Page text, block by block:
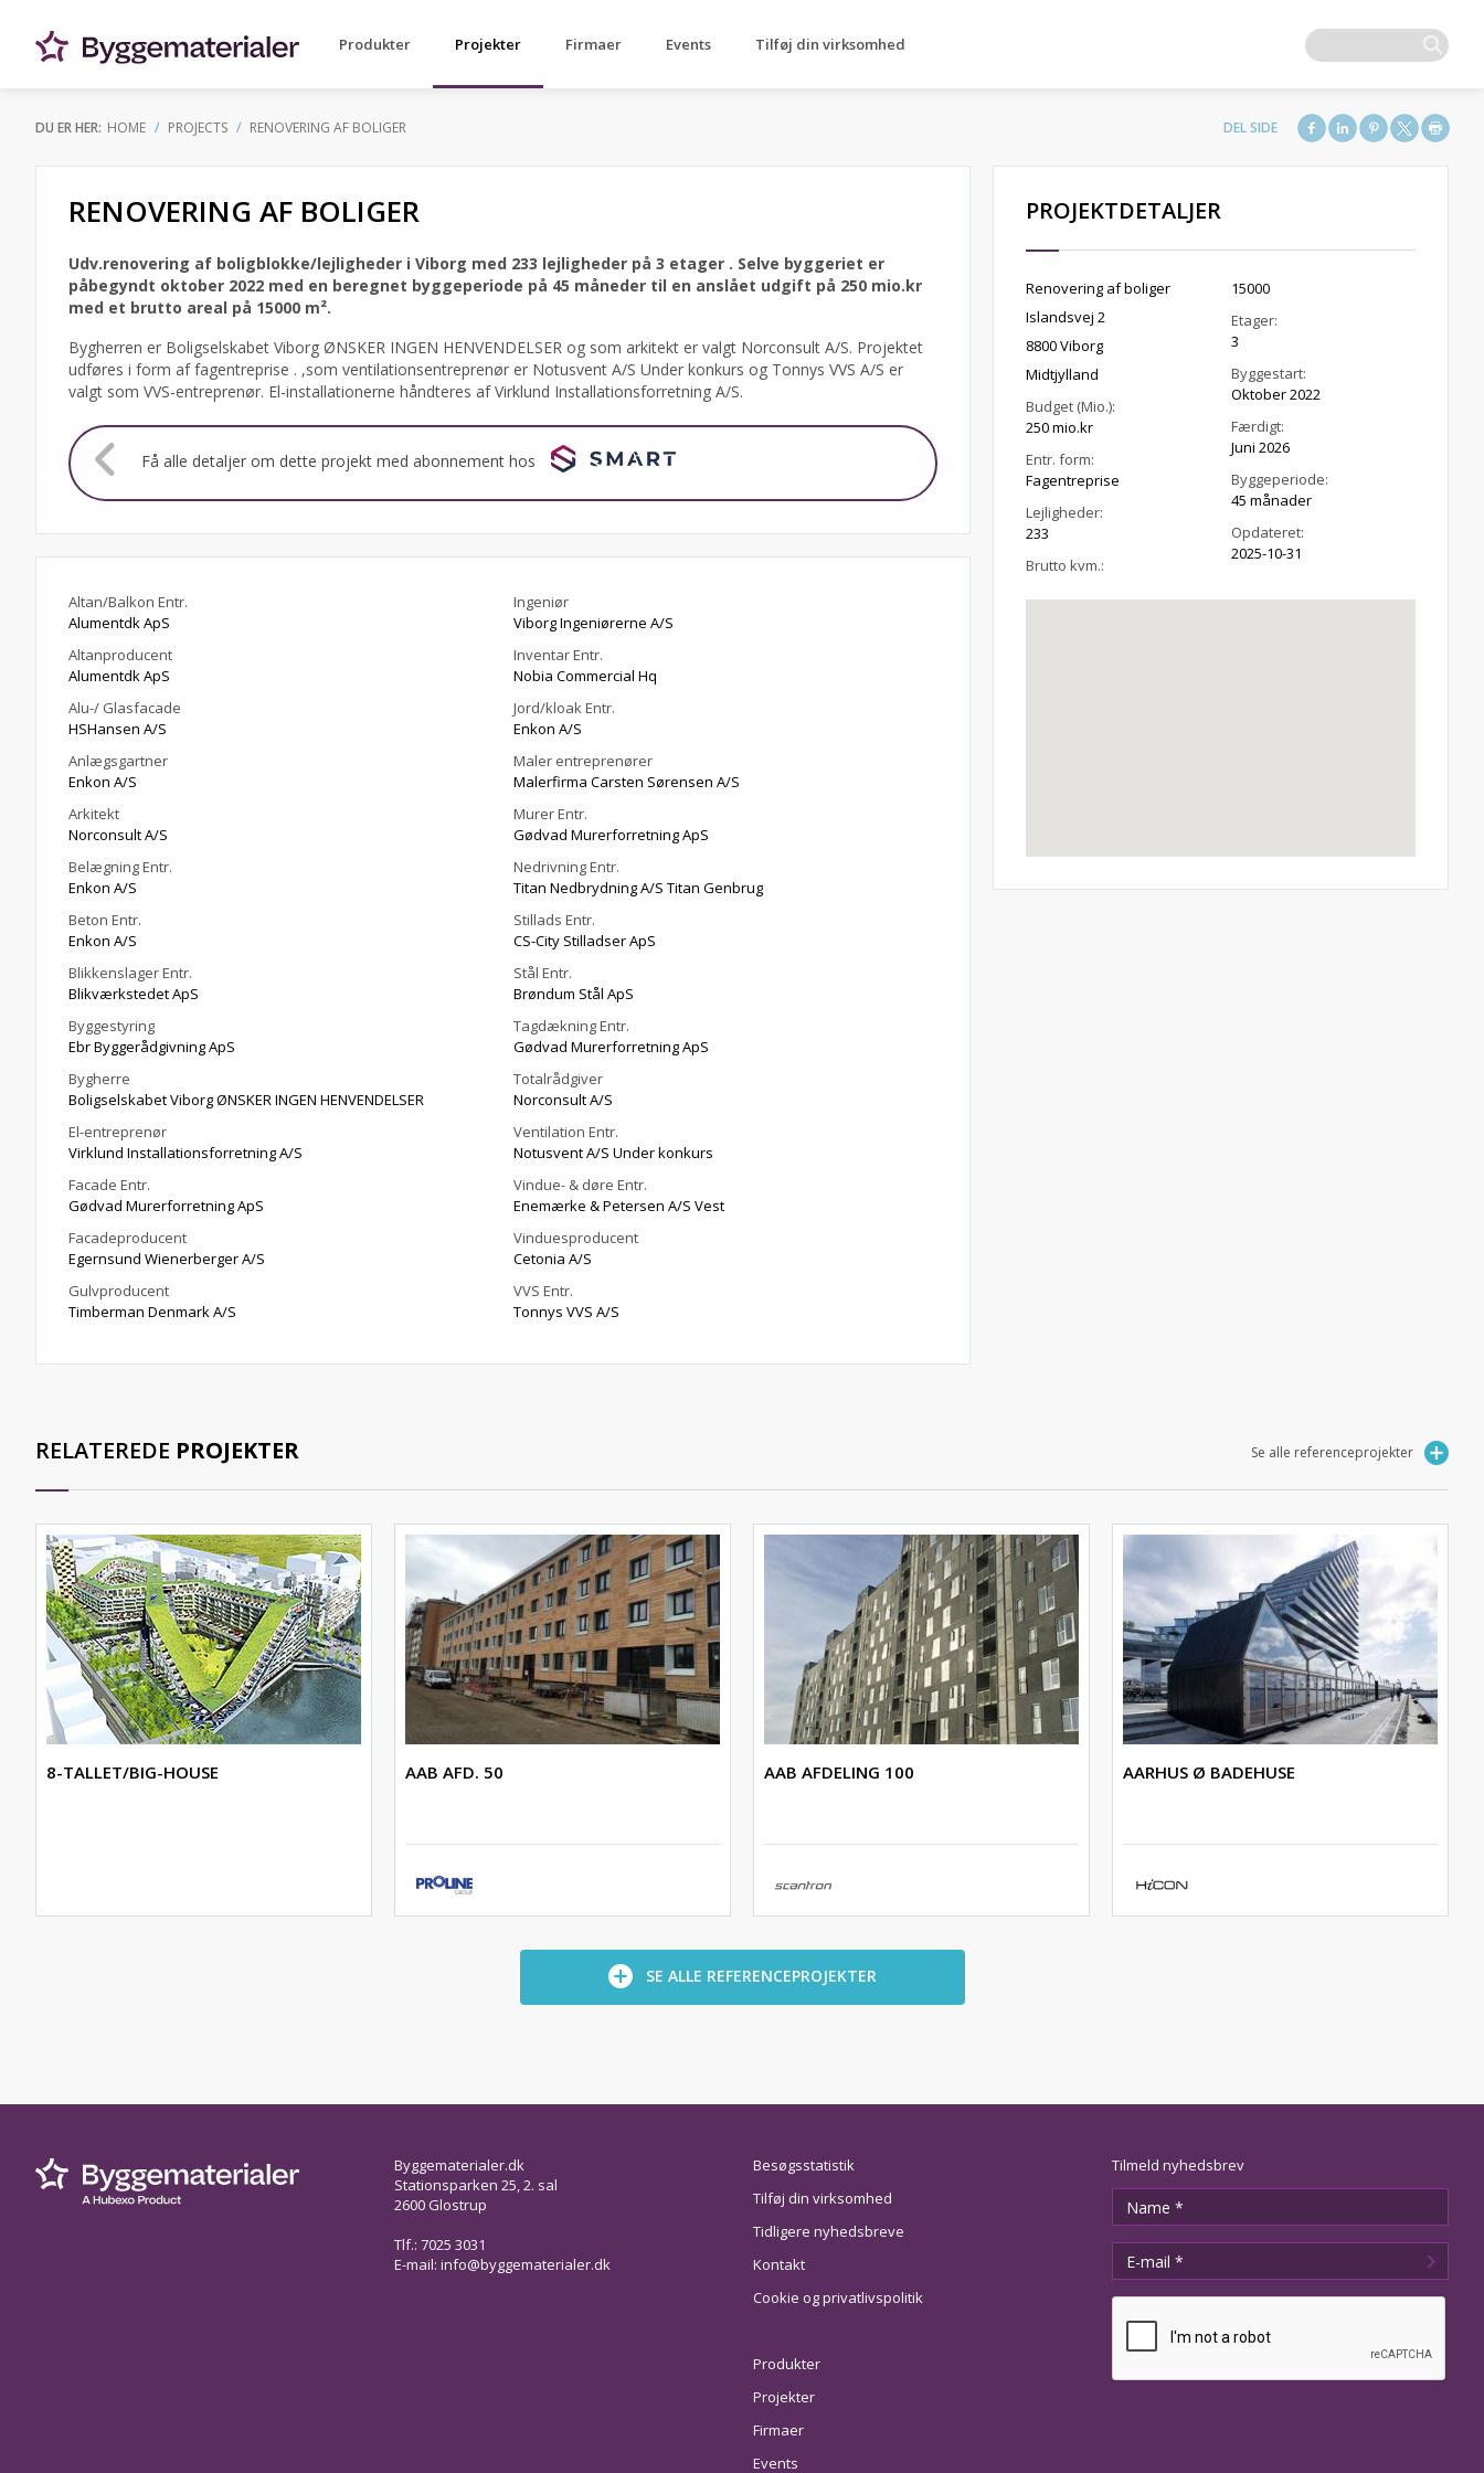
Produkter Projekter Firmaer Events Tilføj din virksomhed
DU ER HER: HOME PROJECTS RENOVERING AF BOLIGER
RENOVERING AF BOLIGER
Udv.renovering af boligblokke/lejligheder i Viborg med 233 lejligheder på 3 etager . Selve byggeriet er
påbegyndt oktober 2022 med en beregnet byggeperiode på 45 måneder til en anslået udgift på 250 mio.kr
med et brutto areal på 15000 m².
Bygherren er Boligselskabet Viborg ØNSKER INGEN HENVENDELSER og som arkitekt er valgt Norconsult A/S. Projektet
udføres i form af fagentreprise . ,som ventilationsentreprenør er Notusvent A/S Under konkurs og Tonnys VVS A/S er
valgt som VVS-entreprenør. El-installationerne håndteres af Virklund Installationsforretning A/S.
Få alle detaljer om dette projekt med abonnement hos
Altan/Balkon Entr.
Alumentdk ApS
Altanproducent
Alumentdk ApS
Alu-/ Glasfacade
HSHansen A/S
Anlægsgartner
Enkon A/S
Arkitekt
Norconsult A/S
Belægning Entr.
Enkon A/S
Beton Entr.
Enkon A/S
Blikkenslager Entr.
Blikværkstedet ApS
Byggestyring
Ebr Byggerådgivning ApS
Bygherre
Boligselskabet Viborg ØNSKER INGEN HENVENDELSER
El-entreprenør
Virklund Installationsforretning A/S
Facade Entr.
Gødvad Murerforretning ApS
Facadeproducent
Egernsund Wienerberger A/S
Gulvproducent
Timberman Denmark A/S
Ingeniør
Viborg Ingeniørerne A/S
Inventar Entr.
Nobia Commercial Hq
Jord/kloak Entr.
Enkon A/S
Maler entreprenører
Malerfirma Carsten Sørensen A/S
Murer Entr.
Gødvad Murerforretning ApS
Nedrivning Entr.
Titan Nedbrydning A/S Titan Genbrug
Stillads Entr.
CS-City Stilladser ApS
Stål Entr.
Brøndum Stål ApS
Tagdækning Entr.
Gødvad Murerforretning ApS
Totalrådgiver
Norconsult A/S
Ventilation Entr.
Notusvent A/S Under konkurs
Vindue- & døre Entr.
Enemærke & Petersen A/S Vest
Vinduesproducent
Cetonia A/S
VVS Entr.
Tonnys VVS A/S
PROJEKTDETALJER
Renovering af boliger
Islandsvej 2
8800 Viborg
Midtjylland
Budget (Mio.):
250 mio.kr
Entr. form:
Fagentreprise
Lejligheder:
233
Brutto kvm.:
15000
Etager:
3
Byggestart:
Oktober 2022
Færdigt:
Juni 2026
Byggeperiode:
45 månader
Opdateret:
2025-10-31
Se alle referenceprojekter
RELATEREDE PROJEKTER
8-TALLET/BIG-HOUSE AAB AFD. 50 AAB AFDELING 100 AARHUS Ø BADEHUSE
SE ALLE REFERENCEPROJEKTER
Byggematerialer.dk
Stationsparken 25, 2. sal
2600 Glostrup
Tlf.: 7025 3031
E-mail: info@byggematerialer.dk
Besøgsstatistik
Tilføj din virksomhed
Tidligere nyhedsbreve
Kontakt
Cookie og privatlivspolitik
Produkter
Projekter
Firmaer
Events
Tilmeld nyhedsbrev